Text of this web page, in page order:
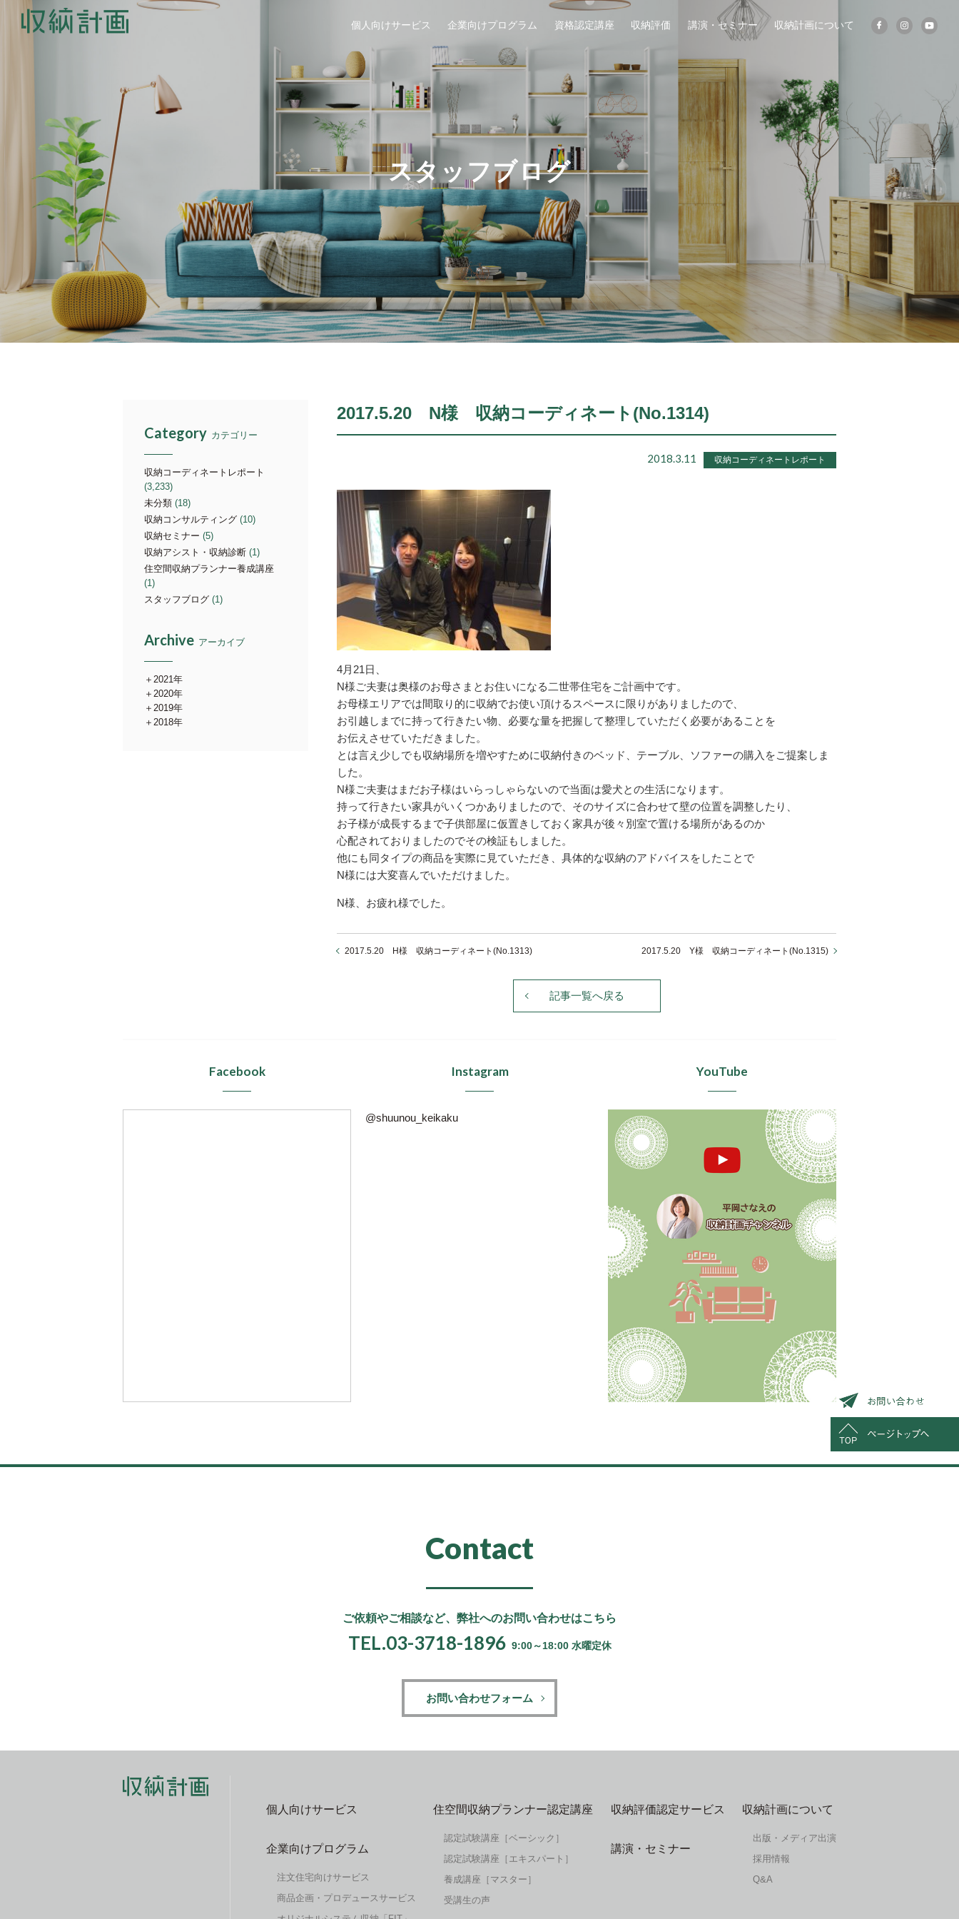
個人向けサービス 企業向けプログラム 資格認定講座 収納評価 講演・セミナー 収納計画について
スタッフブログ
2017.5.20 N様 収納コーディネート(No.1314)
2018.3.11 収納コーディネートレポート
4月21日、
N様ご夫妻は奥様のお母さまとお住いになる二世帯住宅をご計画中です。
お母様エリアでは間取り的に収納でお使い頂けるスペースに限りがありましたので、
お引越しまでに持って行きたい物、必要な量を把握して整理していただく必要があることを
お伝えさせていただきました。
とは言え少しでも収納場所を増やすために収納付きのベッド、テーブル、ソファーの購入をご提案しま
した。
N様ご夫妻はまだお子様はいらっしゃらないので当面は愛犬との生活になります。
持って行きたい家具がいくつかありましたので、そのサイズに合わせて壁の位置を調整したり、
お子様が成長するまで子供部屋に仮置きしておく家具が後々別室で置ける場所があるのか
心配されておりましたのでその検証もしました。
他にも同タイプの商品を実際に見ていただき、具体的な収納のアドバイスをしたことで
N様には大変喜んでいただけました。
N様、お疲れ様でした。
2017.5.20 H様 収納コーディネート(No.1313) 2017.5.20 Y様 収納コーディネート(No.1315)
記事一覧へ戻る
Category カテゴリー
収納コーディネートレポート
(3,233)
未分類 (18)
収納コンサルティング (10)
収納セミナー (5)
収納アシスト・収納診断 (1)
住空間収納プランナー養成講座
(1)
スタッフブログ (1)
Archive アーカイブ
2021年
2020年
2019年
2018年
Facebook Instagram
@shuunou_keikaku
YouTube
Contact
ご依頼やご相談など、 弊社へのお問い合わせはこちら
TEL.03-3718-1896 9:00～18:00 水曜定休
お問い合わせフォーム
個人向けサービス
企業向けプログラム
注文住宅向けサービス
商品企画・プロデュースサービス
住空間収納プランナー認定講座
認定試験講座［ベーシック］
認定試験講座［エキスパート］
養成講座［マスター］
受講生の声
収納評価認定サービス
講演・セミナー
収納計画について
出版・メディア出演
採用情報
Q&A